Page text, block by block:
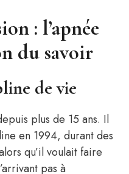
: l’apnée
du savoir
de vie
plus de 15 ans. Il
en 1994, durant des
qu’il voulait faire
pas à